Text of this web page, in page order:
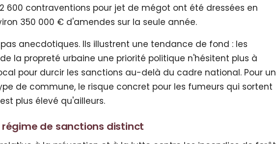
600 contraventions pour jet de mégot ont été dressées en
350 000 € d'amendes sur la seule année.
anecdotiques. Ils illustrent une tendance de fond : les
la propreté urbaine une priorité politique n'hésitent plus à
pour durcir les sanctions au-delà du cadre national. Pour un
de commune, le risque concret pour les fumeurs qui sortent
plus élevé qu'ailleurs.
régime de sanctions distinct